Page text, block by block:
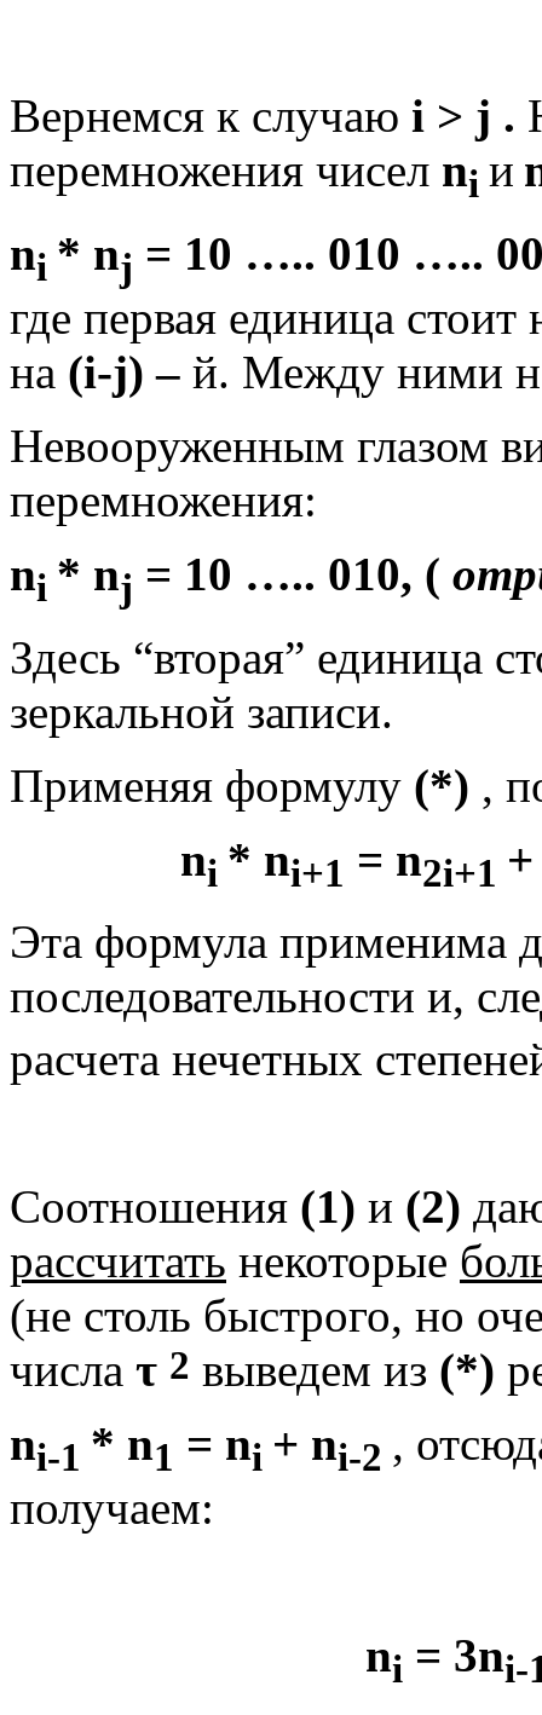
Вернемся к случаю i > j .
перемножения чисел ni и
ni * nj = 10 ….. 010 …..
где первая единица стоит
на (i-j) – й. Между ними
Невооруженным глазом
перемножения:
ni * nj = 10 ….. 010, (
Здесь “вторая” единица
зеркальной записи.
Применяя формулу (*) ,
ni * ni+1 = n2i+1
Эта формула применима
последовательности и,
расчета нечетных
Соотношения (1) и (2)
рассчитать некоторые
(не столь быстрого, но
числа τ 2 выведем из (*)
ni-1 * n1 = ni + ni-2 ,
получаем:
ni = 3ni-